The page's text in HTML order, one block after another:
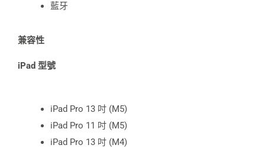
藍牙
兼容性
iPad 型號
iPad Pro 13 吋 (M5)
iPad Pro 11 吋 (M5)
iPad Pro 13 吋 (M4)